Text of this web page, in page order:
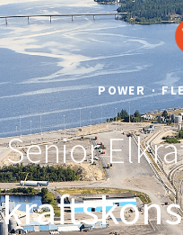
POWER ·
Senior